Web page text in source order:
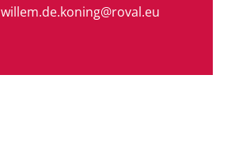
willem.de.koning@roval.eu